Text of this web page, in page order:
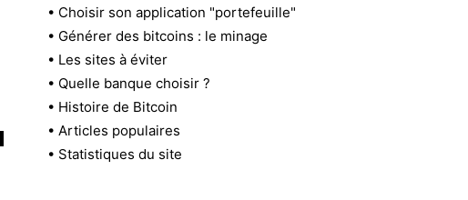
• Choisir son application "portefeuille"
• Générer des bitcoins : le minage
• Les sites à éviter
• Quelle banque choisir ?
• Histoire de Bitcoin
• Articles populaires
• Statistiques du site